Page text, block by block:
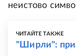
неистово
ЧИТАЙТЕ ТАКЖЕ
"Ширли":